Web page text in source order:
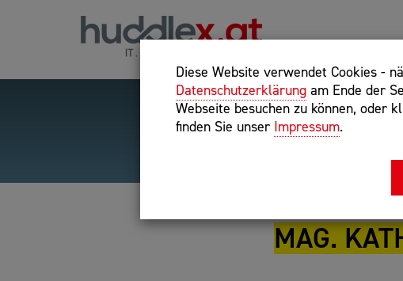
Diese Website verwendet Cookies -
Datenschutzerklärung am Ende der
Webseite besuchen zu können, oder
finden Sie unser Impressum.
Hilfreiche Suchparameter:
Exakter Suchbegriff: "internet of
MAG.